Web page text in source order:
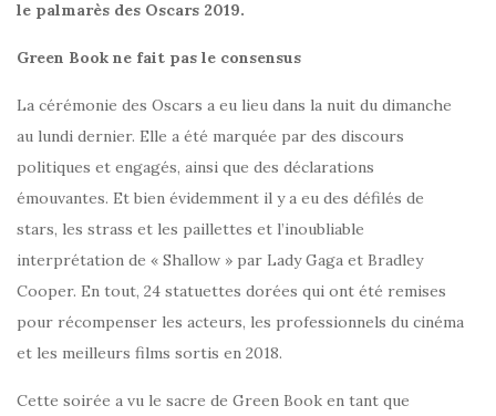
le palmarès des Oscars 2019.
Green Book ne fait pas le consensus
La cérémonie des Oscars a eu lieu dans la nuit du dimanche
au lundi dernier. Elle a été marquée par des discours
politiques et engagés, ainsi que des déclarations
émouvantes. Et bien évidemment il y a eu des défilés de
stars, les strass et les paillettes et l’inoubliable
interprétation de « Shallow » par Lady Gaga et Bradley
Cooper. En tout, 24 statuettes dorées qui ont été remises
pour récompenser les acteurs, les professionnels du cinéma
et les meilleurs films sortis en 2018.
Cette soirée a vu le sacre de Green Book en tant que